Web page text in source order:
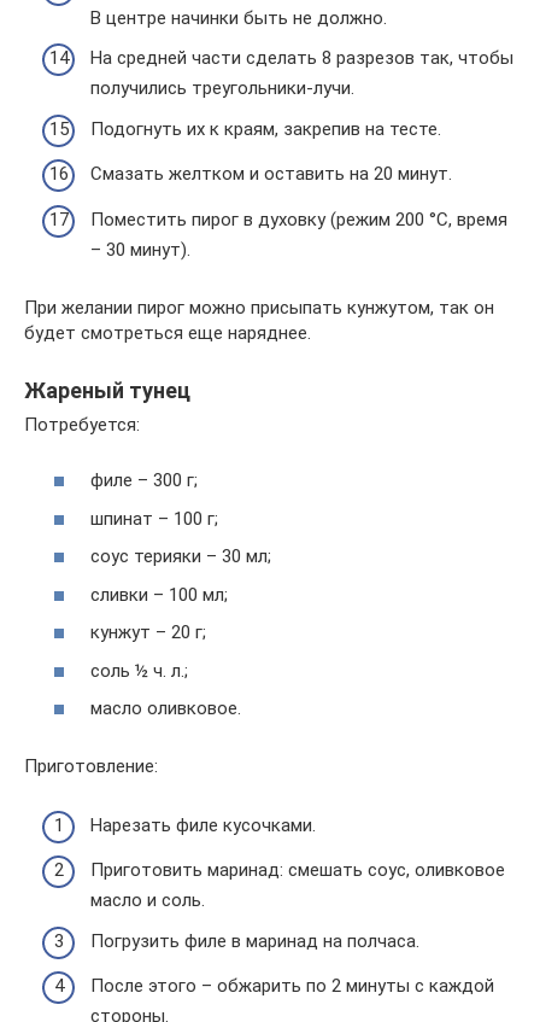
В центре начинки быть не должно.
На средней части сделать 8 разрезов так, чтобы
получились треугольники-лучи.
Подогнуть их к краям, закрепив на тесте.
Смазать желтком и оставить на 20 минут.
Поместить пирог в духовку (режим 200 °С, время
– 30 минут).
При желании пирог можно присыпать кунжутом, так он
будет смотреться еще наряднее.
Жареный тунец
Потребуется:
филе – 300 г;
шпинат – 100 г;
соус терияки – 30 мл;
сливки – 100 мл;
кунжут – 20 г;
соль ½ ч. л.;
масло оливковое.
Приготовление:
Нарезать филе кусочками.
Приготовить маринад: смешать соус, оливковое
масло и соль.
Погрузить филе в маринад на полчаса.
После этого – обжарить по 2 минуты с каждой
стороны.